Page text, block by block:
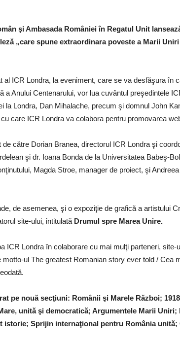
şi Ambasada României în Regatul Unit
„care spune extraordinara poveste a Marii
al ICR Londra, la eveniment, care se va desfăşura în
a Anului Centenarului, vor lua cuvântul preşedintele
la Londra, Dan Mihalache, precum şi domnul John
care ICR Londra va colabora pentru promovarea
de către Dorian Branea, directorul ICR Londra şi
şi dr. Ioana Bonda de la Universitatea Babeş-
Magda Stroe, manager de proiect, şi
de asemenea, şi o expoziţie de grafică a artistului
site-ului, intitulată Drumul spre Marea Unire.
ICR Londra în colaborare cu mai mulţi parteneri, site-
motto-ul The greatest Romanian story ever told / Cea
pe nouă secţiuni: Românii şi Marele Război;
unită şi democratică; Argumentele Marii
istorie; Sprijin internaţional pentru România unită;